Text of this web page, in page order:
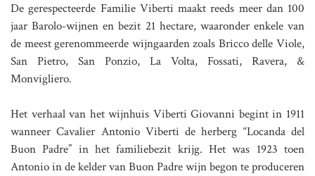
De gerespecteerde Familie Viberti maakt reeds meer dan 100
jaar Barolo-wijnen en bezit 21 hectare, waaronder enkele van
de meest gerenommeerde wijngaarden zoals Bricco delle Viole,
San Pietro, San Ponzio, La Volta, Fossati, Ravera, &
Monvigliero.
Het verhaal van het wijnhuis Viberti Giovanni begint in 1911
wanneer Cavalier Antonio Viberti de herberg “Locanda del
Buon Padre” in het familiebezit krijg. Het was 1923 toen
Antonio in de kelder van Buon Padre wijn begon te produceren